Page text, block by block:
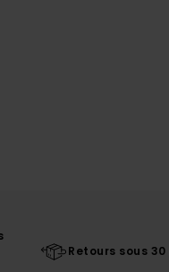
Retours sous 30